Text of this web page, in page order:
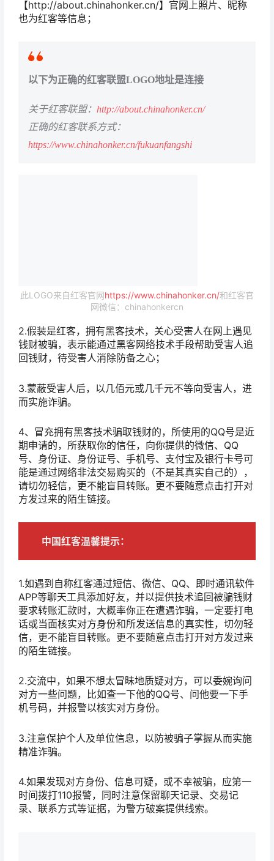
【http://about.chinahonker.cn/】官网上照片、昵称
也为红客等信息；
以下为正确的红客联盟LOGO地址是连接
关于红客联盟： http://about.chinahonker.cn/
正确的红客联系方式：
https://www.chinahonker.cn/fukuanfangshi
此LOGO来自红客官网https://www.chinahonker.cn/和红客官
网微信：chinahonkercn
2.假装是红客，拥有黑客技术，关心受害人在网上遇见
钱财被骗，表示能通过黑客网络技术手段帮助受害人追
回钱财，待受害人消除防备之心；
3.蒙蔽受害人后，以几佰元或几千元不等向受害人，进
而实施诈骗。
4、冒充拥有黑客技术骗取钱财的，所使用的QQ号是近
期申请的，所获取你的信任，向你提供的微信、QQ
号、身份证、身份证号、手机号、支付宝及银行卡号可
能是通过网络非法交易购买的（不是其真实自己的），
请切勿轻信，更不能盲目转账。更不要随意点击打开对
方发过来的陌生链接。
中国红客温馨提示：
1.如遇到自称红客通过短信、微信、QQ、即时通讯软件
APP等聊天工具添加好友，并以提供技术追回被骗钱财
要求转账汇款时，大概率你正在遭遇诈骗，一定要打电
话或当面核实对方身份和所发送信息的真实性，切勿轻
信，更不能盲目转账。更不要随意点击打开对方发过来
的陌生链接。
2.交流中，如果不想太冒昧地质疑对方，可以委婉询问
对方一些问题，比如查一下他的QQ号、问他要一下手
机号码，并报警以核实对方身份。
3.注意保护个人及单位信息，以防被骗子掌握从而实施
精准诈骗。
4.如果发现对方身份、信息可疑，或不幸被骗，应第一
时间拨打110报警，同时注意保留聊天记录、交易记
录、联系方式等证据，为警方破案提供线索。